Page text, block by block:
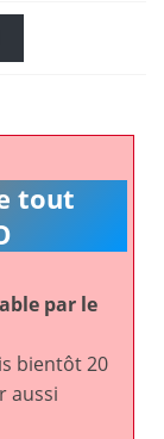
tout
par le
bientôt 20
aussi